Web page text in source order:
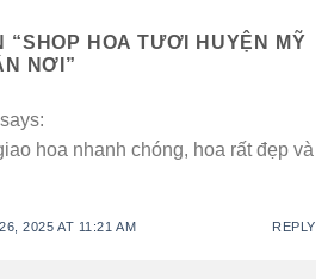
“SHOP HOA TƯƠI HUYỆN MỸ
NƠI ”
says:
hoa nhanh chóng, hoa rất đẹp và
2025 AT 11:21 AM REPLY